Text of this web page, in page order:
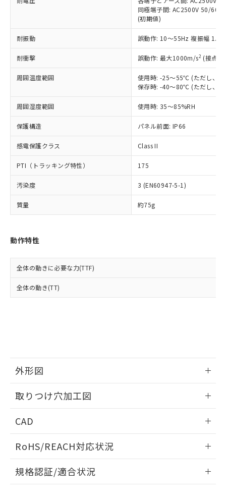
同極端子間: AC2500V 50/
(初期値)
耐振動 誤動作: 10～55Hz 複振幅
耐衝撃 誤動作: 最大1000m/s2 (接点
周囲温度範囲
使用時: -25～55℃ (ただし、氷
保存時: -40～80℃ (ただし、氷
周囲湿度範囲 使用時: 35～85%RH
保護構造 パネル前面: IP66
感電保護クラス Class II
PTI（トラッキング特性） 175
汚染度 3 (EN60947-5-1)
質量 約75g
動作特性
全体の動きに必要な力(TTF)
全体の動き(TT)
外形図
取りつけ穴加工図
CAD
ドすることができます。
ログイン/会員登録
RoHS/REACH対応状況
EU RoHS 注意事項・凡例
規格認証/適合状況
在庫状況および標準価格照会結果は、
記載している更新日時点での社内デー
タに基づき作成されるものであり、閲
覧された時点での実際の在庫および標
準価格とは異なる場合があることをご
正式な納期状況および標準価格はお客
様のお取引先、またはお客様担当のオ
ムロン制御機器販売店・当社販売員に
オムロン制御機器販売店や当社販売拠
販売ネットワーク
」をご確認
在庫状況および標準価格結果を当社の
事前の承諾なく第三者に漏洩または開
示しないようお願いします。
マイパーツ機能（部品リスト作成サー
ビス）をご利用いただくには、I-Web
メンバーズにご登録されている必要が
引・商談に必要な範囲で利用すること
をご了承ください。
※当社の共同利用者とは、
の共同利用に関して"
の「1.共同利
むを得ず変更することがあります。
六価クロム(Cr(Ⅵ)) 1000ppm以下、ポリ臭化ビフェニル
類(PBB) 1000ppm以下、ポリ臭化ジフェニルエーテル類
(PBDE) 1000ppm以下、フタル酸ビス(2-エチルヘキシ
ル) (DEHP)(別名：DOP) 1000ppm以下、フタル酸ブチ
ルベンジル（BBP） 1000ppm以下、フタル酸ジブチル
（DBP） 1000ppm以下、フタル酸ジイソブチル
適用除外項目は除く。
フタル酸エステル類の４物質については閾値を超える意
図的な使用がないことを確認しています。
部品在庫の切り替え状況などにより、予定
月が前後することがあります。
とができます。
51物質の非含有証明書（当社基準）
欄に対応日を記載しておりました。
既に当社にて対応品への在庫切替を完了
していることから、特段のことがない限
り、2022年1月12日より割愛しておりま
す。
「－」：未確認です。当社販売部門へお問
*中国RoHS10物質の基準値 (GB/T26572)：
Pb(鉛) :1000ppm、 Hg(水銀) : 1000ppm、 Cd(カドミウ
Cr(Ⅵ)(六価クロム) : 1000ppm、 PBBs(ポリ臭化ビフェ
DBP(フタル酸ジブチル) : 1000ppm、 DIBP(フタル酸ジ
イソブチル) : 1000ppm、 BBP(フタル酸ブチルベンジ
DEHP(フタル酸ビス(2-エチルヘキシル)) : 1000ppm
※2 環境保護使用期限
「ｅ」：有害物質（10物質）のすべてが基
準値以下であることを示します。
「10」：通常の使用状況下において有害物
質が外部に漏えいし、環境に深刻な影響を
及ぼさない年数を意味します。
「－」：未確認です。当社販売部門へお問
い合わせください。
為替および外国貿易法に定める商品
（以下｢規制貨物等」という）を輸出
または国外への提供する場合は、日本
国政府の輸出許可(または役務取引許
可)を取得するなどの必要な手続きを
当社は規制貨物を破棄する場合は、完
全に破砕するなど、違法に輸出されな
いよう必要な手段を講じます。
当社は貴社製品を、核兵器、ミサイ
ル、化学兵器、生物兵器またはその他
武器並びにこれらの製造装置等に一切
当社は、貴社製品を第三者に販売する
場合は、上記1、2および3の内容を当
該第三者に通知します。また当社は、
販売先および販売に係わる関係者が違
法に輸出するおそれがある場合は、取
り引きをいたしません。
一定数以上の在庫あり
一定数には満たないが在庫あり
在庫なし(最新の在庫状況につ
いては、お客様のお取引先、ま
たはお客様担当のオムロン制御
機器販売店・当社販売員にご確
受注生産機種、また在庫状況の
情報を公開していない機種